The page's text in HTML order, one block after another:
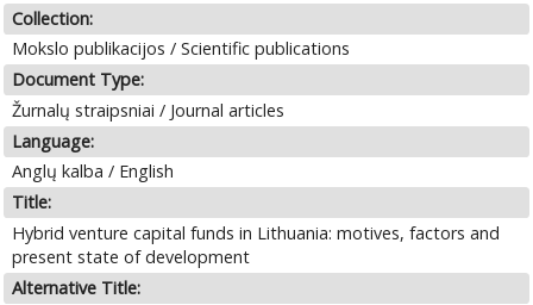
Collection:
Mokslo publikacijos / Scientific publications
Document Type:
Žurnalų straipsniai / Journal articles
Language:
Anglų kalba / English
Title:
Hybrid venture capital funds in Lithuania: motives, factors and
present state of development
Alternative Title: